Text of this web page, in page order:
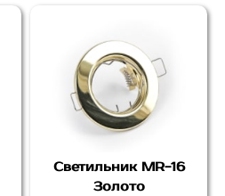
Светильник MR-16
Золото